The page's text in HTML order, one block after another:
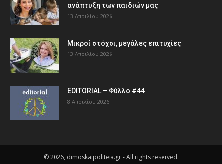
ανάπτυξη των παιδιών µας
13 Απριλίου 2026
Μικροί στόχοι, μεγάλες επιτυχίες
13 Απριλίου 2026
EDITORIAL – Φύλλο #44
8 Απριλίου 2026
© 2026, dimoskaipoliteia.gr - All rights reserved.